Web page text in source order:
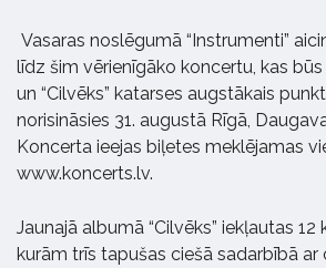
Vasaras noslēgumā “Instrumenti”
līdz šim vērienīgāko koncertu, kas būs
un “Cilvēks” katarses augstākais
norisināsies 31. augustā Rīgā,
Koncerta ieejas biļetes meklējamas
www.koncerts.lv.
Jaunajā albumā “Cilvēks” iekļautas
kurām trīs tapušas ciešā sadarbībā